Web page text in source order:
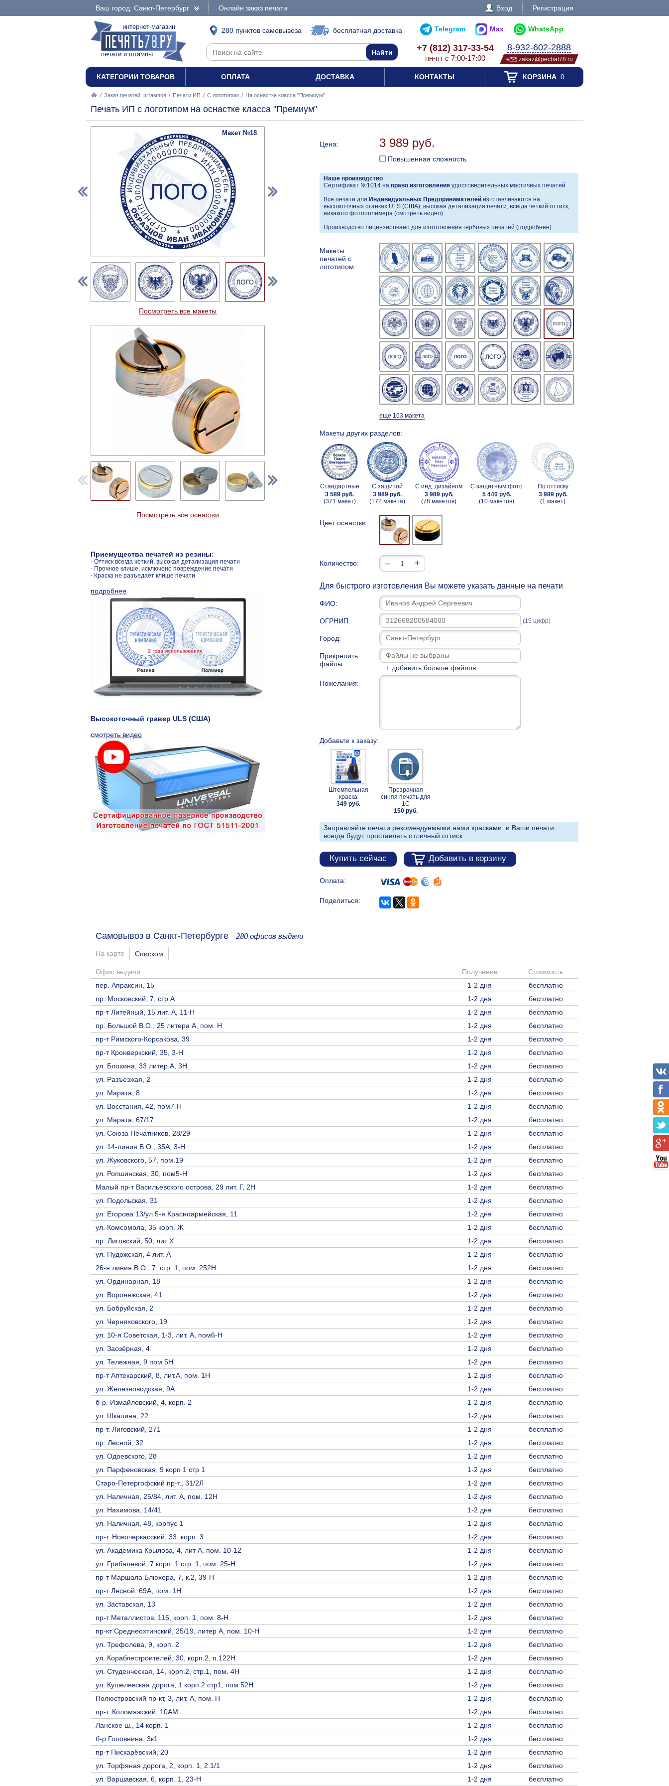
Ваш город: Санкт-Петербург Онлайн заказ печати Вход Регистрация
интернет-магазин
печати и штампы
280 пунктов самовывоза бесплатная доставка Telegram Max WhatsApp
+7 (812) 317-33-54
пн-пт с 7:00-17:00
8-932-602-2888
zakaz@pechat78.ru
КАТЕГОРИИ ТОВАРОВ ОПЛАТА ДОСТАВКА КОНТАКТЫ КОРЗИНА0
/ Заказ печатей, штампов / Печати ИП / С логотипом / На оснастке класса "Премиум"
Печать ИП с логотипом на оснастке класса "Премиум"
Цена: 3 989 руб.
Повышенная сложность
Наше производство
Сертификат №1014 на право изготовления удостоверительных мастичных печатей
Все печати для Индивидуальных Предпринимателей изготавливаются на
высокоточных станках ULS (США), высокая детализация печати, всегда четкий оттиск,
никакого фотополимера (смотреть видео)
Производство лицензировано для изготовления гербовых печатей (подробнее)
Макеты
печатей с
логотипом:
еще 163 макета
Макеты других разделов:
Стандартные
3 589 руб.
(371 макет)
С защитой
3 989 руб.
(172 макета)
С инд. дизайном
3 989 руб.
(78 макетов)
С защитным фото
5 440 руб.
(10 макетов)
По оттиску
3 989 руб.
(1 макет)
Цвет оснастки:
Количество: – +
Для быстрого изготовления Вы можете указать данные на печати
ФИО:
ОГРНИП: (15 цифр)
Город:
Прикрепить
файлы:
+ добавить больше файлов
Пожелания:
Добавьте к заказу:
Штемпельная
краска
349 руб.
Прозрачная
синяя печать для
1С
150 руб.
Заправляйте печати рекомендуемыми нами красками, и Ваши печати
всегда будут проставлять отличный оттиск.
Купить сейчас Добавить в корзину
Оплата:
Поделиться:
Макет №18
Посмотреть все макеты
Посмотреть все оснастки
Приемущества печатей из резины:
- Оттиск всегда четкий, высокая детализация печати
- Прочное клише, исключено повреждение печати
- Краска не разъедает клише печати
подробнее
Высокоточный гравер ULS (США)
смотреть видео
Самовывоз в Санкт-Петербурге 280 офисов выдачи
На карте Списком
Офис выдачи Получение
Стоимость
пер. Апраксин, 15
1-2 дня
бесплатно
пр. Московский, 7, стр.А
1-2 дня
бесплатно
пр-т Литейный, 15 лит. А, 11-Н
1-2 дня
бесплатно
пр. Большой В.О., 25 литера А, пом. Н
1-2 дня
бесплатно
пр-т Римского-Корсакова, 39
1-2 дня
бесплатно
пр-т Кронверкский, 35, 3-Н
1-2 дня
бесплатно
ул. Блохина, 33 литер А, 3Н
1-2 дня
бесплатно
ул. Разъезжая, 2
1-2 дня
бесплатно
ул. Марата, 8
1-2 дня
бесплатно
ул. Восстания, 42, пом7-Н
1-2 дня
бесплатно
ул. Марата, 67/17
1-2 дня
бесплатно
ул. Союза Печатников, 28/29
1-2 дня
бесплатно
ул. 14-линия В.О., 35А, 3-Н
1-2 дня
бесплатно
ул. Жуковского, 57, пом.19
1-2 дня
бесплатно
ул. Ропшинская, 30, пом5-Н
1-2 дня
бесплатно
Малый пр-т Васильевского острова, 29 лит. Г, 2Н
1-2 дня
бесплатно
ул. Подольская, 31
1-2 дня
бесплатно
ул. Егорова 13/ул.5-я Красноармейская, 11
1-2 дня
бесплатно
ул. Комсомола, 35 корп. Ж
1-2 дня
бесплатно
пр. Лиговский, 50, лит Х
1-2 дня
бесплатно
ул. Пудожская, 4 лит. А
1-2 дня
бесплатно
26-я линия В.О., 7, стр. 1, пом. 252Н
1-2 дня
бесплатно
ул. Ординарная, 18
1-2 дня
бесплатно
ул. Воронежская, 41
1-2 дня
бесплатно
ул. Бобруйская, 2
1-2 дня
бесплатно
ул. Черняховского, 19
1-2 дня
бесплатно
ул. 10-я Советская, 1-3, лит. А, пом6-Н
1-2 дня
бесплатно
ул. Заозёрная, 4
1-2 дня
бесплатно
ул. Тележная, 9 пом 5Н
1-2 дня
бесплатно
пр-т Аптекарский, 8, лит.А, пом. 1Н
1-2 дня
бесплатно
ул. Железноводская, 9А
1-2 дня
бесплатно
б-р. Измайловский, 4, корп. 2
1-2 дня
бесплатно
ул. Шкапина, 22
1-2 дня
бесплатно
пр-т. Лиговский, 271
1-2 дня
бесплатно
пр. Лесной, 32
1-2 дня
бесплатно
ул. Одоевского, 28
1-2 дня
бесплатно
ул. Парфеновская, 9 корп 1 стр 1
1-2 дня
бесплатно
Старо-Петергофский пр-т., 31/2Л
1-2 дня
бесплатно
ул. Наличная, 25/84, лит. А, пом. 12Н
1-2 дня
бесплатно
ул. Нахимова, 14/41
1-2 дня
бесплатно
ул. Наличная, 48, корпус 1
1-2 дня
бесплатно
пр-т. Новочеркасский, 33, корп. 3
1-2 дня
бесплатно
ул. Академика Крылова, 4, лит А, пом. 10-12
1-2 дня
бесплатно
ул. Грибалевой, 7 корп. 1 стр. 1, пом. 25-Н
1-2 дня
бесплатно
пр-т Маршала Блюхера, 7, к.2, 39-Н
1-2 дня
бесплатно
пр-т Лесной, 69А, пом. 1Н
1-2 дня
бесплатно
ул. Заставская, 13
1-2 дня
бесплатно
пр-т Металлистов, 116, корп. 1, пом. 8-Н
1-2 дня
бесплатно
пр-кт Среднеохтинский, 25/19, литер А, пом. 10-Н
1-2 дня
бесплатно
ул. Трефолева, 9, корп. 2
1-2 дня
бесплатно
ул. Кораблестроителей, 30, корп.2, п.122Н
1-2 дня
бесплатно
ул. Студенческая, 14, корп.2, стр.1, пом. 4Н
1-2 дня
бесплатно
ул. Кушелевская дорога, 1 корп.2 стр1, пом 52Н
1-2 дня
бесплатно
Полюстровский пр-кт, 3, лит. А, пом. Н
1-2 дня
бесплатно
пр-т. Коломяжский, 10АМ
1-2 дня
бесплатно
Ланское ш., 14 корп. 1
1-2 дня
бесплатно
б-р Головнина, 3к1
1-2 дня
бесплатно
пр-т Пискарёвский, 20
1-2 дня
бесплатно
ул. Торфяная дорога, 2, корп. 1, 2.1/1
1-2 дня
бесплатно
ул. Варшавская, 6, корп. 1, 23-Н
1-2 дня бесплатно